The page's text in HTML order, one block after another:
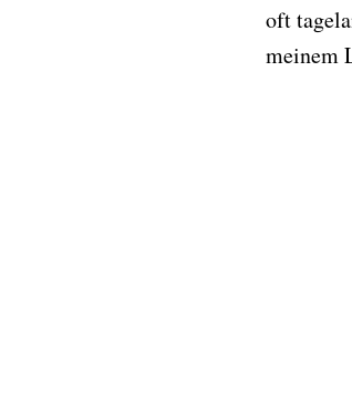
oft
meinem